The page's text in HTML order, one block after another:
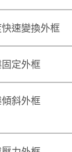
速變換外框
定外框
斜外框